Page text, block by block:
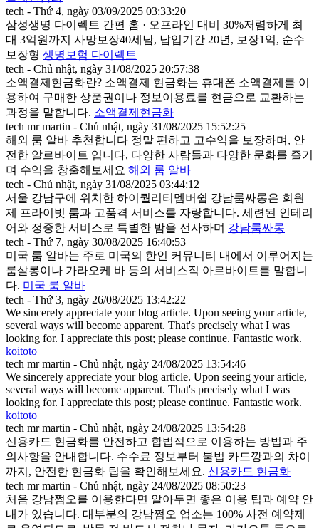
tech - Thứ 4, ngày 03/09/2025 03:33:20
삼성생명 다이렉트 간편 홈 · 오프라인 대비 30%저렴하게 최
대 3억원까지 사망보장40세남, 납입기간 20년, 보장1억, 순수
보장형 생명보험 다이렉트
tech - Chủ nhật, ngày 31/08/2025 20:57:38
소액결제현금화란? 소액결제 현금화는 휴대폰 소액결제를 이
용하여 구매한 상품권이나 정보이용료를 현금으로 교환하는
과정을 말합니다. 소액결제현금화
tech mr martin - Chủ nhật, ngày 31/08/2025 15:52:25
해외 룸 알바 추천합니다 정말 편하고 고수익을 보장하며, 안
전한 알르바이트 입니다, 다양한 사람들과 다양한 문화를 즐기
며 수익을 창출해보세요 해외 룸 알바
tech - Chủ nhật, ngày 31/08/2025 03:44:12
서울 강남구에 위치한 하이퀄리티멤버쉽 강남룸싸롱은 회원
제 프라이빗 룸과 고품격 서비스를 자랑합니다. 세련된 인테리
어와 정중한 서비스로 특별한 밤을 선사하며 강남룸싸롱
tech - Thứ 7, ngày 30/08/2025 16:40:53
미국 룸 알바는 주로 미국의 한인 커뮤니티 내에서 이루어지는
룸살롱이나 가라오케 바 등의 서비스직 아르바이트를 말합니
다. 미국 룸 알바
tech - Thứ 3, ngày 26/08/2025 13:42:22
We sincerely appreciate your blog article. Upon seeing your article,
several ways will become apparent. That's precisely what I was
looking for. I appreciate this post; please continue. Fantastic work.
koitoto
tech mr martin - Chủ nhật, ngày 24/08/2025 13:54:46
We sincerely appreciate your blog article. Upon seeing your article,
several ways will become apparent. That's precisely what I was
looking for. I appreciate this post; please continue. Fantastic work.
koitoto
tech mr martin - Chủ nhật, ngày 24/08/2025 13:54:28
신용카드 현금화를 안전하고 합법적으로 이용하는 방법과 주
의사항을 안내합니다. 수수료 정보부터 불법 카드깡과의 차이
까지, 안전한 현금화 팁을 확인해보세요. 신용카드 현금화
tech mr martin - Chủ nhật, ngày 24/08/2025 08:50:23
처음 강남쩜오를 이용한다면 알아두면 좋은 이용 팁과 예약 안
내가 있습니다. 대부분의 강남쩜오 업소는 100% 사전 예약제